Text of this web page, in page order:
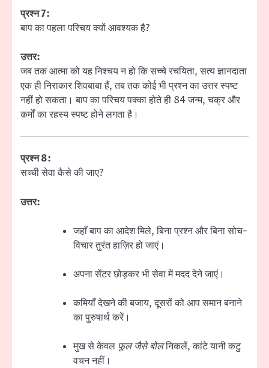
प्रश्न 7:
बाप का पहला परिचय क्यों आवश्यक है?
उत्तर:
जब तक आत्मा को यह निश्चय न हो कि सच्चे रचयिता, सत्य ज्ञानदाता
एक ही निराकार शिवबाबा हैं, तब तक कोई भी प्रश्न का उत्तर स्पष्ट
नहीं हो सकता। बाप का परिचय पक्का होते ही 84 जन्म, चक्र और
कर्मों का रहस्य स्पष्ट होने लगता है।
प्रश्न 8:
सच्ची सेवा कैसे की जाए?
उत्तर:
जहाँ बाप का आदेश मिले, बिना प्रश्न और बिना सोच-
विचार तुरंत हाज़िर हो जाएं।
अपना सेंटर छोड़कर भी सेवा में मदद देने जाएं।
कमियाँ देखने की बजाय, दूसरों को आप समान बनाने
का पुरुषार्थ करें।
मुख से केवल फूल जैसे बोलनिकलें, कांटे यानी कटु
वचन नहीं।